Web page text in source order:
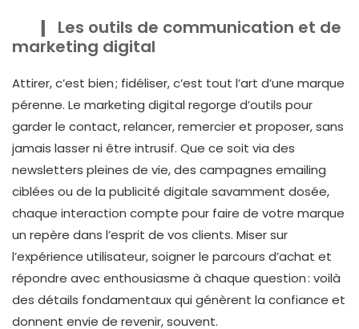
Les outils de communication et de
marketing digital
Attirer, c’est bien ; fidéliser, c’est tout l’art d’une marque
pérenne. Le marketing digital regorge d’outils pour
garder le contact, relancer, remercier et proposer, sans
jamais lasser ni être intrusif. Que ce soit via des
newsletters pleines de vie, des campagnes emailing
ciblées ou de la publicité digitale savamment dosée,
chaque interaction compte pour faire de votre marque
un repère dans l’esprit de vos clients. Miser sur
l’expérience utilisateur, soigner le parcours d’achat et
répondre avec enthousiasme à chaque question : voilà
des détails fondamentaux qui génèrent la confiance et
donnent envie de revenir, souvent.